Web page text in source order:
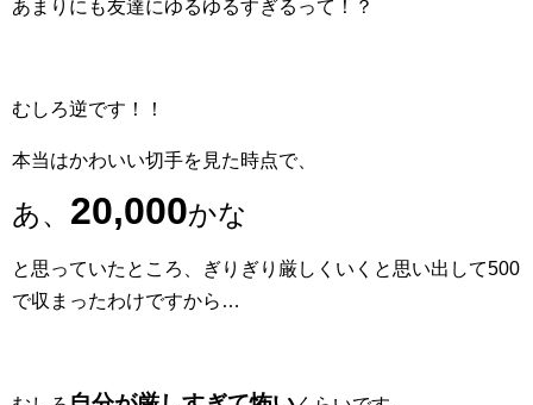
あまりにも友達にゆるゆるすぎるって！？
むしろ逆です！！
本当はかわいい切手を見た時点で、
あ、 20,000かな
と思っていたところ、ぎりぎり厳しくいくと思い出して500
で収まったわけですから…